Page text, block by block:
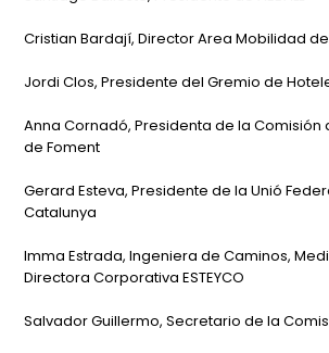
Cristian Bardají, Director Area Mobilidad
Jordi Clos, Presidente del Gremio de
Anna Cornadó, Presidenta de la Comisión
de Foment
Gerard Esteva, Presidente de la Unió
Catalunya
Imma Estrada, Ingeniera de Caminos,
Directora Corporativa ESTEYCO
Salvador Guillermo, Secretario de la